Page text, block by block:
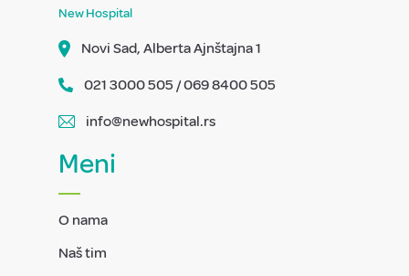
New Hospital
Novi Sad, Alberta Ajnštajna 1
021 3000 505 / 069 8400 505
info@newhospital.rs
Meni
O nama
Naš tim